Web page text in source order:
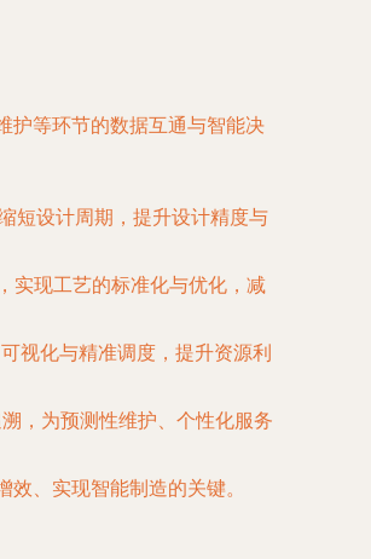
护等环节的数据互通与智能决
短设计周期，提升设计精度与
实现工艺的标准化与优化，减
视化与精准调度，提升资源利
，为预测性维护、个性化服务
、实现智能制造的关键。